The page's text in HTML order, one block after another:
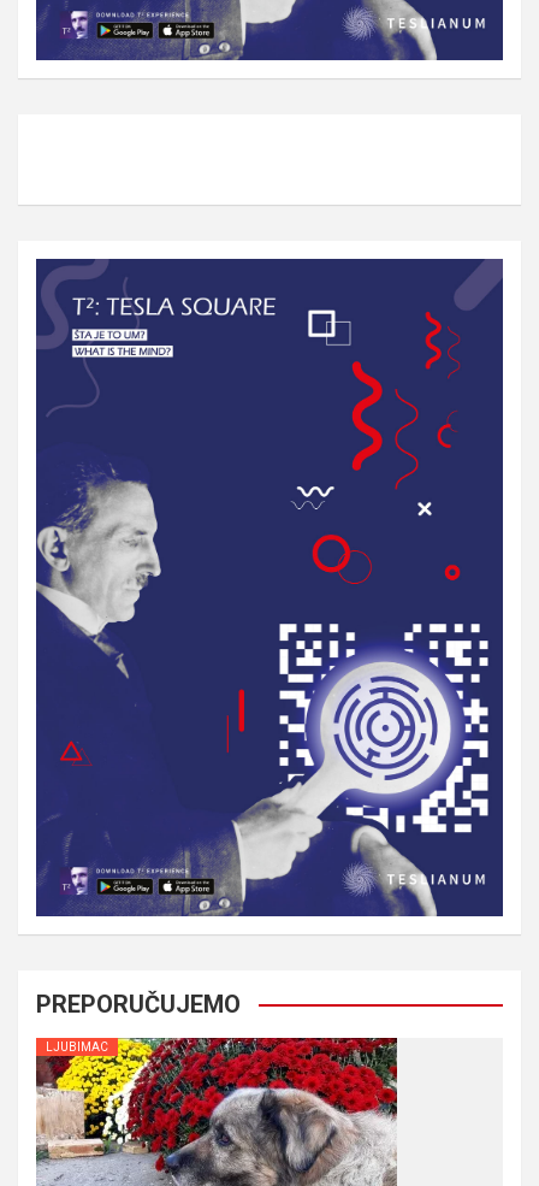
PREPORUČUJEMO
LJUBIMAC